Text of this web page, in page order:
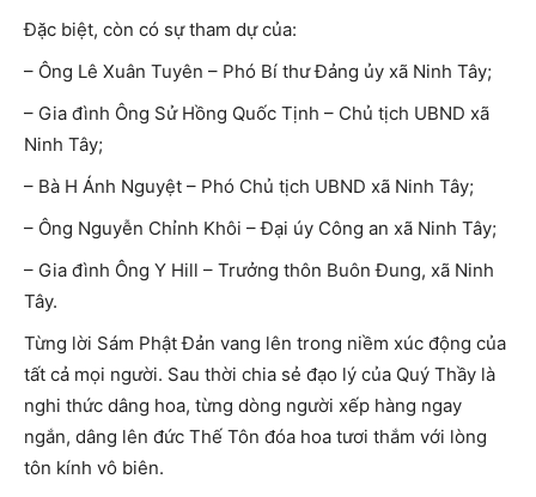
Đặc biệt, còn có sự tham dự của:
– Ông Lê Xuân Tuyên – Phó Bí thư Đảng ủy xã Ninh Tây;
– Gia đình Ông Sử Hồng Quốc Tịnh – Chủ tịch UBND xã
Ninh Tây;
– Bà H Ánh Nguyệt – Phó Chủ tịch UBND xã Ninh Tây;
– Ông Nguyễn Chỉnh Khôi – Đại úy Công an xã Ninh Tây;
– Gia đình Ông Y Hill – Trưởng thôn Buôn Đung, xã Ninh
Tây.
Từng lời Sám Phật Đản vang lên trong niềm xúc động của
tất cả mọi người. Sau thời chia sẻ đạo lý của Quý Thầy là
nghi thức dâng hoa, từng dòng người xếp hàng ngay
ngắn, dâng lên đức Thế Tôn đóa hoa tươi thắm với lòng
tôn kính vô biên.